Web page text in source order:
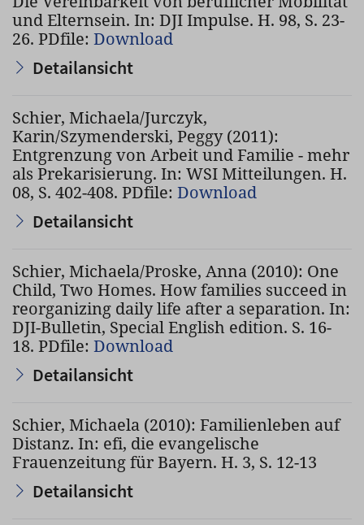
und Elternsein. In: DJI Impulse. H. 98, S. 23-
26. PDfile: Download
Detailansicht
Schier, Michaela/Jurczyk,
Karin/Szymenderski, Peggy (2011):
Entgrenzung von Arbeit und Familie - mehr
als Prekarisierung. In: WSI Mitteilungen. H.
08, S. 402-408. PDfile: Download
Detailansicht
Schier, Michaela/Proske, Anna (2010): One
Child, Two Homes. How families succeed in
reorganizing daily life after a separation. In:
DJI-Bulletin, Special English edition. S. 16-
18. PDfile: Download
Detailansicht
Schier, Michaela (2010): Familienleben auf
Distanz. In: efi, die evangelische
Frauenzeitung für Bayern. H. 3, S. 12-13
Detailansicht